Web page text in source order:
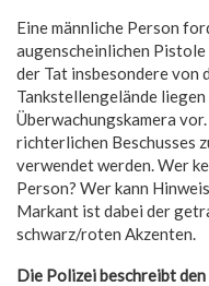
Eine männliche Person
augenscheinlichen
der Tat insbesondere von
Tankstellengelände
Überwachungskamera
richterlichen Beschusses
verwendet werden. Wer
Person? Wer kann
Markant ist dabei der
schwarz/roten Akzenten.
Die Polizei beschreibt